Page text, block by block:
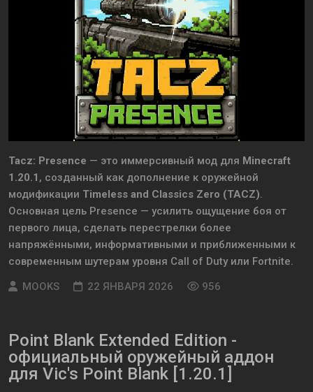
Tacz: Presence — это иммерсивный мод для Minecraft
1.20.1 , созданный как дополнение к оружейной
модификации Timeless and Classics Zero (TACZ).
Основная цель Presence — усилить ощущение боя от
первого лица, сделать перестрелки более
напряжёнными, информативными и приближенными к
современным шутерам уровня Call of Duty или Fortnite.
MOOKS
22 ЯНВАРЯ 2026 956
Point Blank Extended Edition -
официальный оружейный аддон
для Vic's Point Blank [1.20.1]